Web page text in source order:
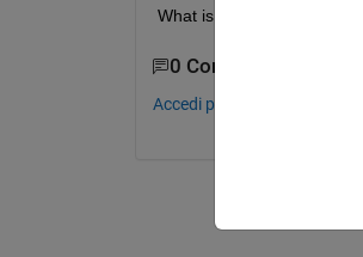
What is the solution to
0 Commenti
Accedi per commentare.